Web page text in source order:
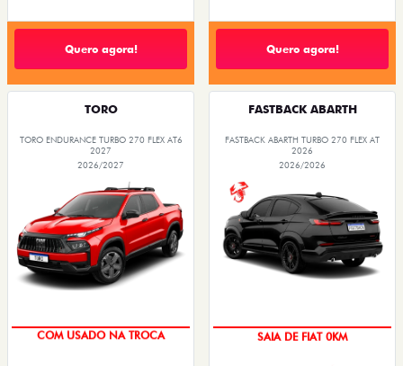
Quero agora! Quero agora!
TORO
TORO ENDURANCE TURBO 270 FLEX AT6
2027
2026/2027
COM USADO NA TROCA
FASTBACK ABARTH
FASTBACK ABARTH TURBO 270 FLEX AT
2026
2026/2026
SAIA DE FIAT 0KM